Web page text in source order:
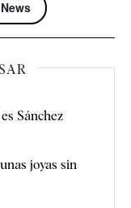
Sánchez
joyas sin